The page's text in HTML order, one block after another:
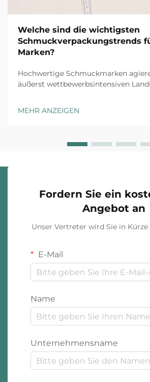
Welche sind die wichtigsten
Schmuckverpackungstrends
Marken?
Hochwertige Schmuckmarken
äußerst wettbewerbsintensiven
zu einem strategischen
MEHR ANZEIGEN
Fordern Sie ein
Angebot an
Unser Vertreter wird Sie in
E-Mail
Name
Unternehmensname